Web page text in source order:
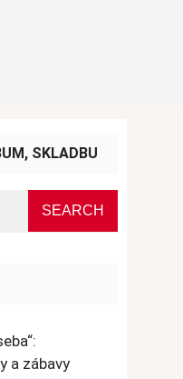
SKLADBU
a zábavy